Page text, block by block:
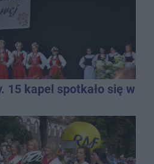
15 kapel spotkało się w